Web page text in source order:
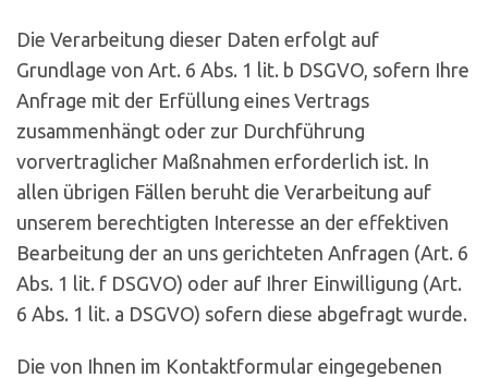
Die Verarbeitung dieser Daten erfolgt auf
Grundlage von Art. 6 Abs. 1 lit. b DSGVO, sofern Ihre
Anfrage mit der Erfüllung eines Vertrags
zusammenhängt oder zur Durchführung
vorvertraglicher Maßnahmen erforderlich ist. In
allen übrigen Fällen beruht die Verarbeitung auf
unserem berechtigten Interesse an der effektiven
Bearbeitung der an uns gerichteten Anfragen (Art. 6
Abs. 1 lit. f DSGVO) oder auf Ihrer Einwilligung (Art.
6 Abs. 1 lit. a DSGVO) sofern diese abgefragt wurde.
Die von Ihnen im Kontaktformular eingegebenen